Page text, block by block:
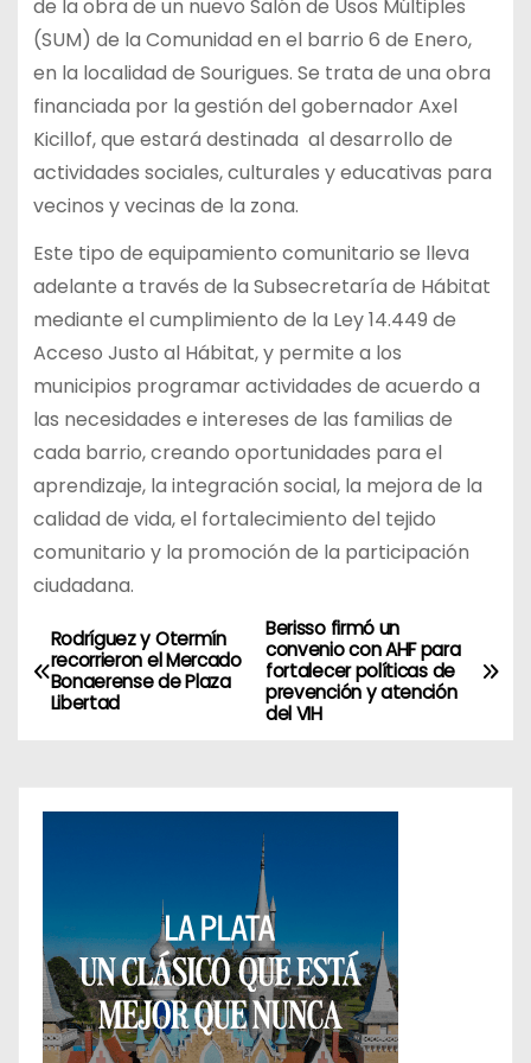
de la obra de un nuevo Salón de Usos Múltiples
(SUM) de la Comunidad en el barrio 6 de Enero,
en la localidad de Sourigues. Se trata de una obra
financiada por la gestión del gobernador Axel
Kicillof, que estará destinada al desarrollo de
actividades sociales, culturales y educativas para
vecinos y vecinas de la zona.
Este tipo de equipamiento comunitario se lleva
adelante a través de la Subsecretaría de Hábitat
mediante el cumplimiento de la Ley 14.449 de
Acceso Justo al Hábitat, y permite a los
municipios programar actividades de acuerdo a
las necesidades e intereses de las familias de
cada barrio, creando oportunidades para el
aprendizaje, la integración social, la mejora de la
calidad de vida, el fortalecimiento del tejido
comunitario y la promoción de la participación
ciudadana.
N
a
c
ó
Berisso firmó un
convenio con AHF para
fortalecer políticas de
prevención y atención
del VIH
Rodríguez y Otermín
recorrieron el Mercado
Bonaerense de Plaza
Libertad